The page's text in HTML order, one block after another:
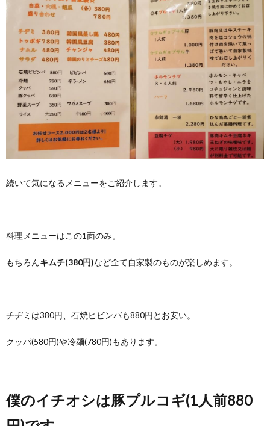
続いて気になるメニューをご紹介します。
料理メニューはこの1面のみ。
もちろんキムチ(380円)など全て自家製のものが楽しめます。
チヂミは380円、石焼ピビンバも880円とお安い。
クッパ(580円)や冷麺(780円)もあります。
僕のイチオシは豚プルコギ(1人前880